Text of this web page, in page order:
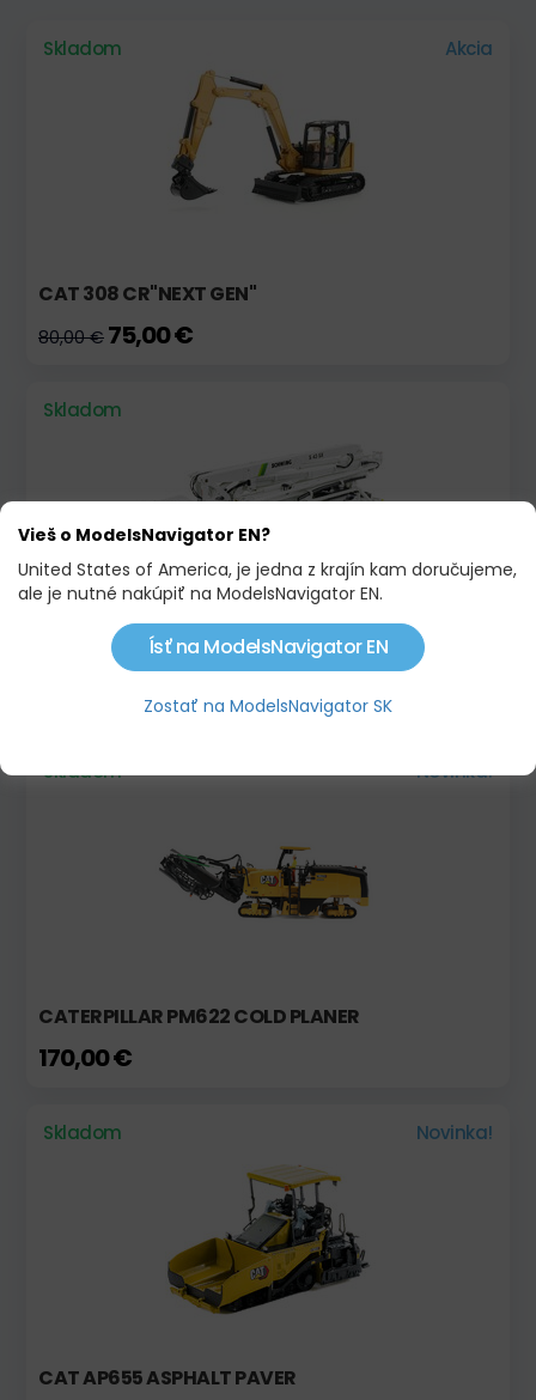
Skladom Akcia
CAT 308 CR"NEXT GEN"
80,00 € 75,00 €
Skladom
MERCEDES-BENZ AROCS 8X4 - SCHWING S43 SX
Skladom Novinka!
CATERPILLAR PM622 COLD PLANER
170,00 €
Skladom Novinka!
CAT AP655 ASPHALT PAVER
Vieš o ModelsNavigator EN?
United States of America, je jedna z krajín kam doručujeme,
ale je nutné nakúpiť na ModelsNavigator EN.
Ísť na ModelsNavigator EN
Zostať na ModelsNavigator SK